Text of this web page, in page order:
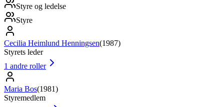
Styre og ledelse
Styre
Cecilia Heimlund Henningsen(1987)
Styrets leder
1 andre roller
Maria Bos(1981)
Styremedlem